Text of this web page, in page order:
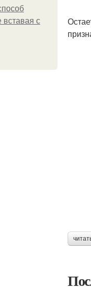
вставая с